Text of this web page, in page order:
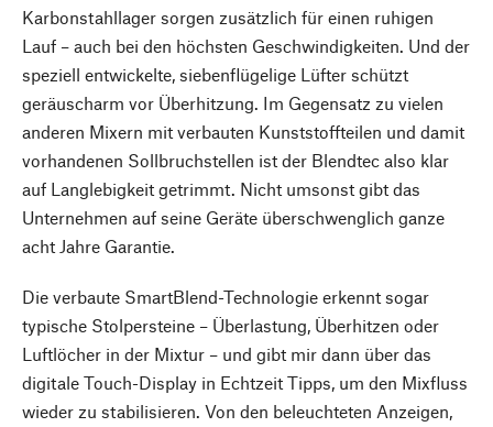
Karbonstahllager sorgen zusätzlich für einen ruhigen
Lauf – auch bei den höchsten Geschwindigkeiten. Und der
speziell entwickelte, siebenflügelige Lüfter schützt
geräuscharm vor Überhitzung. Im Gegensatz zu vielen
anderen Mixern mit verbauten Kunststoffteilen und damit
vorhandenen Sollbruchstellen ist der Blendtec also klar
auf Langlebigkeit getrimmt. Nicht umsonst gibt das
Unternehmen auf seine Geräte überschwenglich ganze
acht Jahre Garantie.
Die verbaute SmartBlend-Technologie erkennt sogar
typische Stolpersteine – Überlastung, Überhitzen oder
Luftlöcher in der Mixtur – und gibt mir dann über das
digitale Touch-Display in Echtzeit Tipps, um den Mixfluss
wieder zu stabilisieren. Von den beleuchteten Anzeigen,